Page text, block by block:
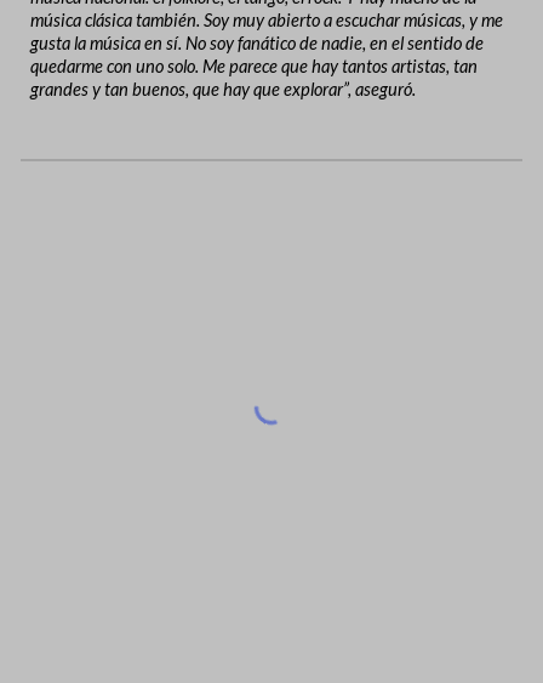
música clásica también. Soy muy abierto a escuchar músicas, y me
gusta la música en sí. No soy fanático de nadie, en el sentido de
quedarme con uno solo. Me parece que hay tantos artistas, tan
grandes y tan buenos, que hay que explorar”, aseguró.